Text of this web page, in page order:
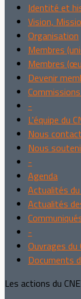
Identité et
Vision,
Organisation
Membres
Membres
Devenir
-
L'équipe du
Nous
Nous
-
Agenda
Actualités du
Actualités
-
Ouvrages du
Documents
Les actions du